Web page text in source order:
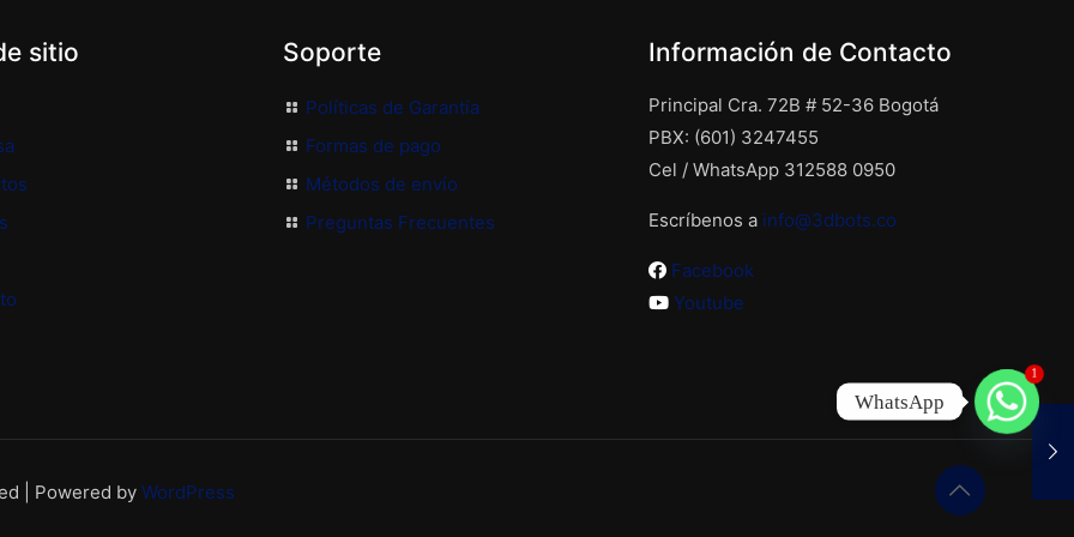
opciones
pueden
elegir
página
producto
sitio Soporte
Políticas de Garantía
Formas de pago
Métodos de envío
Preguntas Frecuentes
Información de Contacto
Principal Cra. 72B # 52-36 Bogotá
PBX: (601) 3247455
Cel / WhatsApp 312588 0950
Escríbenos a info@3dbots.co
Facebook
Youtube
| Powered by WordPress
1
WhatsApp